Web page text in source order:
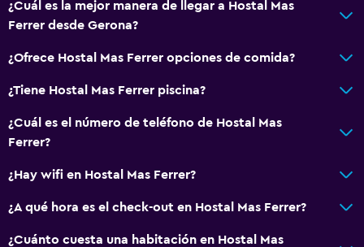
Vista al jardín
Piso de parquet o madera noble
Vista a la ciudad
Baño
¿Cuál es la mejor manera de llegar a Hostal Mas
Ferrer desde Gerona?
¿Ofrece Hostal Mas Ferrer opciones de comida?
¿Tiene Hostal Mas Ferrer piscina?
¿Cuál es el número de teléfono de Hostal Mas
Ferrer?
¿Hay wifi en Hostal Mas Ferrer?
¿A qué hora es el check-out en Hostal Mas Ferrer?
¿Cuánto cuesta una habitación en Hostal Mas